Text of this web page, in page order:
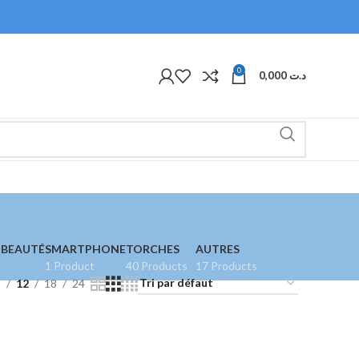
0 د.ت
SMARTPHONE
1 Product
TORCHES
40 Products
AUTRES
17 Products
12 18 24